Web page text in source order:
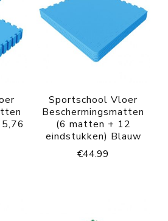
Sportschool Vloer
Beschermingsmatten
(6 matten + 12
eindstukken) Blauw
€44.99